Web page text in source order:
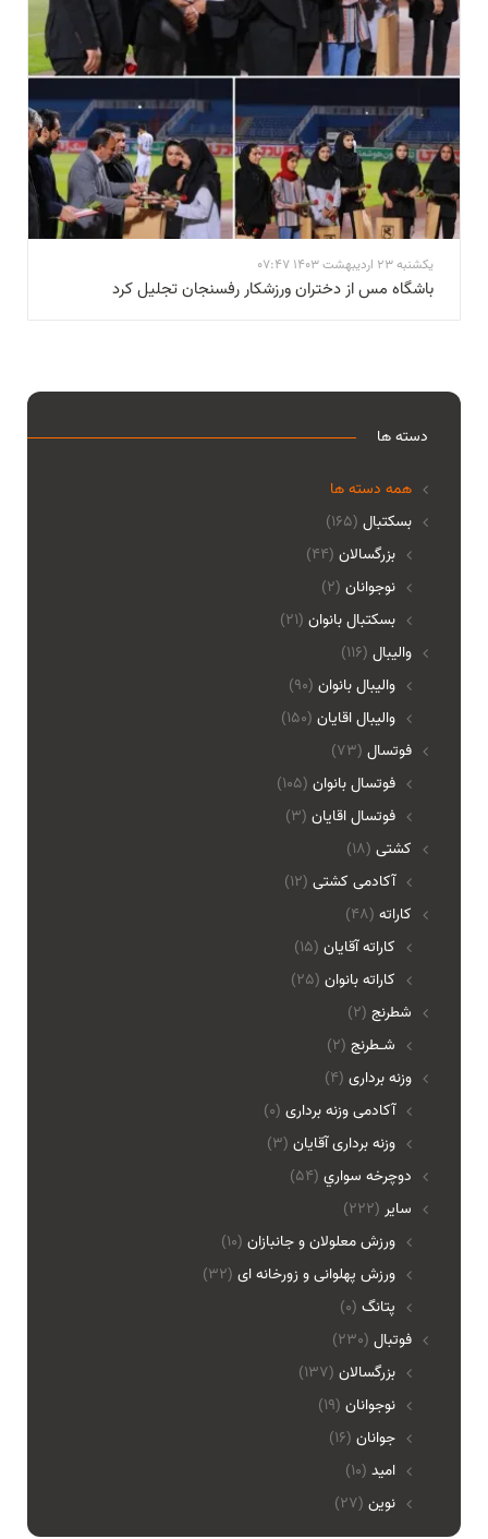
یکشنبه 23 اردیبهشت 1403 07:47
باشگاه مس از دختران ورزشکار رفسنجان تجلیل کرد
دسته ها
همه دسته ها
(165) بسکتبال
بزرگسالان (44)
نوجوانان (2)
بسکتبال بانوان (21)
(116) والیبال
واليبال بانوان (90)
واليبال اقايان (150)
(73) فوتسال
فوتسال بانوان (105)
فوتسال اقايان (3)
(18) کشتی
آکادمی کشتی (12)
(48) کاراته
کاراته آقایان (15)
کاراته بانوان (25)
(2) شطرنج
شـطرنج (2)
(4) وزنه برداری
آکادمی وزنه برداری (0)
وزنه برداری آقایان (3)
(54) دوچرخه سواري
(222) ساير
ورزش معلولان و جانبازان (10)
ورزش پهلوانی و زورخانه ای (32)
پتانگ (0)
(230) فوتبال
بزرگسالان (137)
نوجوانان (19)
جوانان (16)
امید (10)
نوین (27)